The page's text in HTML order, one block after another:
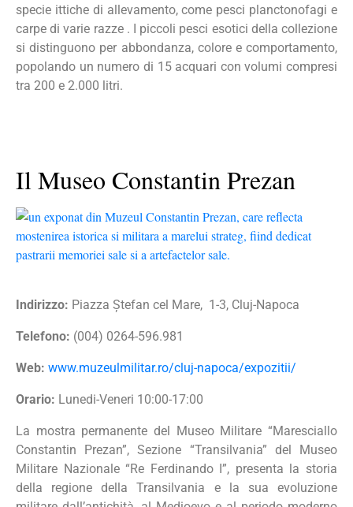
specie ittiche di allevamento, come pesci planctonofagi e
carpe di varie razze . I piccoli pesci esotici della collezione
si distinguono per abbondanza, colore e comportamento,
popolando un numero di 15 acquari con volumi compresi
tra 200 e 2.000 litri.
Il Museo Constantin Prezan
Indirizzo: Piazza Ștefan cel Mare, 1-3, Cluj-Napoca
Telefono: (004) 0264-596.981
Web: www.muzeulmilitar.ro/cluj-napoca/expozitii/
Orario: Lunedi-Veneri 10:00-17:00
La mostra permanente del Museo Militare “Maresciallo
Constantin Prezan”, Sezione “Transilvania” del Museo
Militare Nazionale “Re Ferdinando I”, presenta la storia
della regione della Transilvania e la sua evoluzione